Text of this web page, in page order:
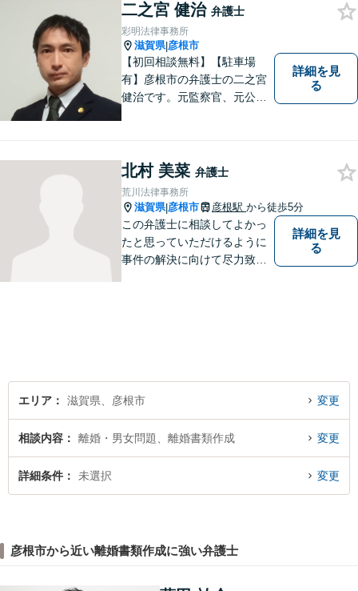
まに、不安を和らげベストな
解決策を提供します「迅速丁
寧」【無料相談有・駐車場完
備】【英語対応可】
二之宮 健治 弁護士
彩明法律事務所
滋賀県|彦根市
【初回相談無料】【駐車場
有】彦根市の弁護士の二之宮
健治です。元監察官、元公務
詳細を見
る
北村 美菜 弁護士
荒川法律事務所
滋賀県|彦根市 彦根駅 から徒歩5分
この弁護士に相談してよかっ
たと思っていただけるように
事件の解決に向けて尽力致し
詳細を見
る
エリア 滋賀県、彦根市 変更
相談内容 離婚・男女問題、離婚書類作成 変更
詳細条件 未選択 変更
彦根市から近い離婚書類作成に強い弁護士